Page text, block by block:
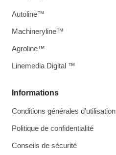
Informations
Conditions générales d'utilisation
Politique de confidentialité
Conseils de sécurité
Autoline™
Machineryline™
Agroline™
Linemedia Digital ™